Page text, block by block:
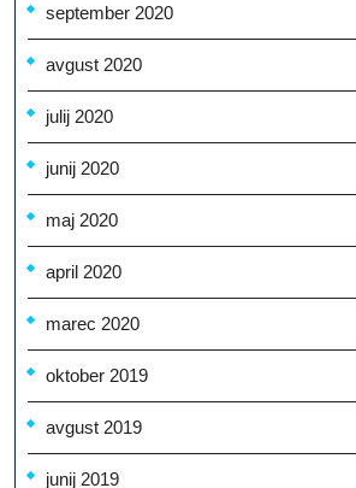
september 2020
avgust 2020
julij 2020
junij 2020
maj 2020
april 2020
marec 2020
oktober 2019
avgust 2019
junij 2019